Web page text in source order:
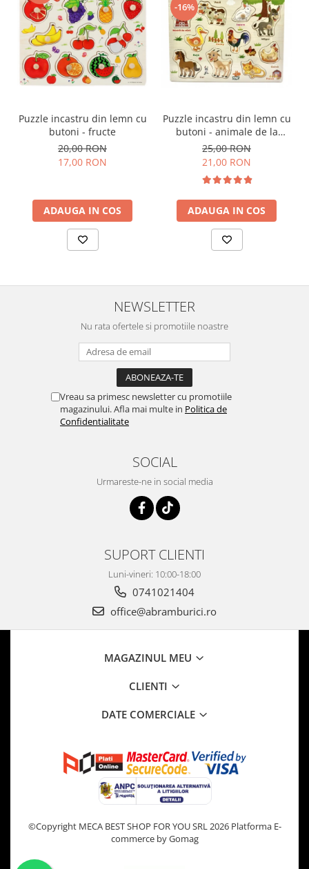
Puzzle incastru din lemn cu
butoni - fructe
20,00 RON
17,00 RON
ADAUGA IN COS
-16%
Puzzle incastru din lemn cu
butoni - animale de la
ferma in limba romana
25,00 RON
21,00 RON
ADAUGA IN COS
NEWSLETTER
Nu rata ofertele si promotiile noastre
Vreau sa primesc newsletter cu promotiile
magazinului. Afla mai multe in Politica de
Confidentialitate
SOCIAL
Urmareste-ne in social media
SUPORT CLIENTI
Luni-vineri: 10:00-18:00
0741021404
office@abramburici.ro
MAGAZINUL MEU
CLIENTI
DATE COMERCIALE
©Copyright MECA BEST SHOP FOR YOU SRL 2026 Platforma E-
commerce by Gomag